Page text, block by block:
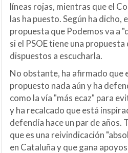
líneas rojas, mientras que el
las ha puesto. Según ha dicho,
propuesta que Podemos va a
si el PSOE tiene una
dispuestos a escucharla.
No obstante, ha afirmado que
propuesto nada aún y ha
como la vía "más ecaz" para
y ha recalcado que está
defendía hace un par de años.
que es una reivindicación
en Cataluña y que gana